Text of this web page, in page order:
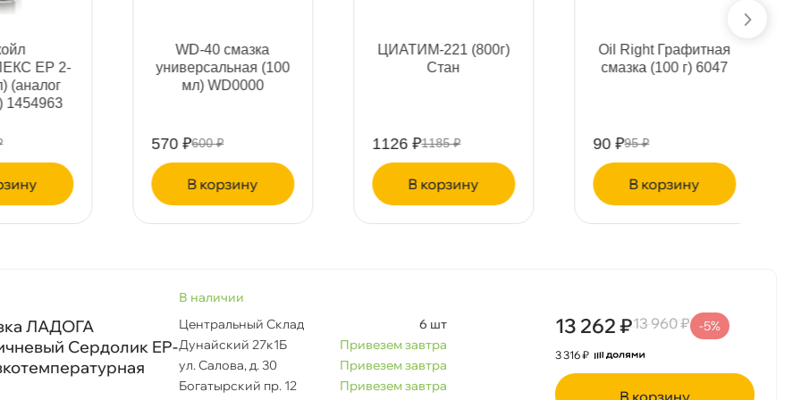
ЕР 2-
WD-40 смазка
универсальная (100
мл) WD0000
570 ₽600 ₽
корзину
ЦИАТИМ-221 (800г)
Стан
1126 ₽1185 ₽
корзину
Oil Right Графитная
смазка (100 г) 6047
90 ₽95 ₽
корзину
ЛАДОГА
Сердолик EP-
наличии
Центральный Склад
6 шт
Дунайский 27к1Б
Привезем завтра
ул. Салова, д. 30
Привезем завтра
Богатырский пр. 12
Привезем завтра
13 262 ₽13 960 ₽ -5%
3 316 ₽
корзину